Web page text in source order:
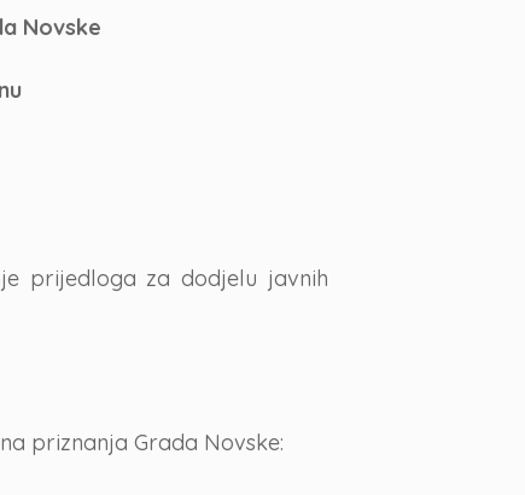
Novske
prijedloga za dodjelu javnih
priznanja Grada Novske: